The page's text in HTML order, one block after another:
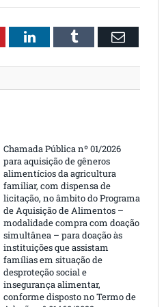
LinkedInTumblrEmail
Chamada Pública nº 01/2026
para aquisição de gêneros
alimentícios da agricultura
familiar, com dispensa de
licitação, no âmbito do Programa
de Aquisição de Alimentos –
modalidade compra com doação
simultânea – para doação às
instituições que assistam
famílias em situação de
desproteção social e
insegurança alimentar,
conforme disposto no Termo de